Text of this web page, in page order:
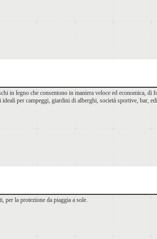
in legno che consentono in maniera veloce ed economica,
per campeggi, giardini di alberghi, società sportive, bar,
per la protezione da piaggia a sole.